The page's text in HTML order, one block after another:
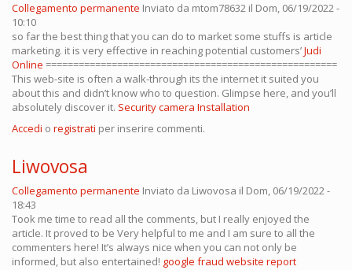
Collegamento permanente Inviato da mtom78632 il Dom, 06/19/2022 -
10:10
so far the best thing that you can do to market some stuffs is article
marketing. it is very effective in reaching potential customers’Judi
Online =====================================================
This web-site is often a walk-through its the internet it suited you
about this and didn’t know who to question. Glimpse here, and you’ll
absolutely discover it. Security camera Installation
Accedi o registrati per inserire commenti.
Liwovosa
Collegamento permanente Inviato da Liwovosa il Dom, 06/19/2022 -
18:43
Took me time to read all the comments, but I really enjoyed the
article. It proved to be Very helpful to me and I am sure to all the
commenters here! It’s always nice when you can not only be
informed, but also entertained! google fraud website report